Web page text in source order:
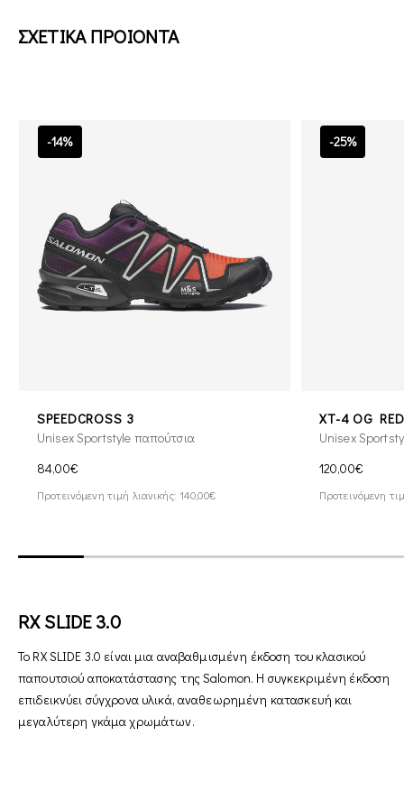
ΣΧΕΤΙΚΑ ΠΡΟΙΟΝΤΑ
-14%
SPEEDCROSS 3
Unisex Sportstyle παπούτσια
84,00€
Προτεινόμενη τιμή λιανικής: 140,00€
-25%
XT-4 OG
Unisex
120,00€
Προτεινόμενη
RX SLIDE 3.0
Το RX SLIDE 3.0 είναι μια αναβαθμισμένη έκδοση του κλασικού
παπουτσιού αποκατάστασης της Salomon. Η συγκεκριμένη έκδοση
επιδεικνύει σύγχρονα υλικά, αναθεωρημένη κατασκευή και
μεγαλύτερη γκάμα χρωμάτων.